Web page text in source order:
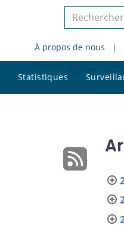
Rechercher
le
site
À propos de nous
Statistiques